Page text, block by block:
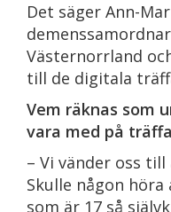
Det säger Ann-
Västernorrland
till de digitala
Vem räknas som
vara med på
– Vi vänder oss
Skulle någon höra
som är 17 så